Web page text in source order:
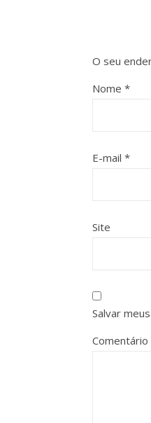
O seu
Nome *
E-mail *
Site
Salvar
Comentário